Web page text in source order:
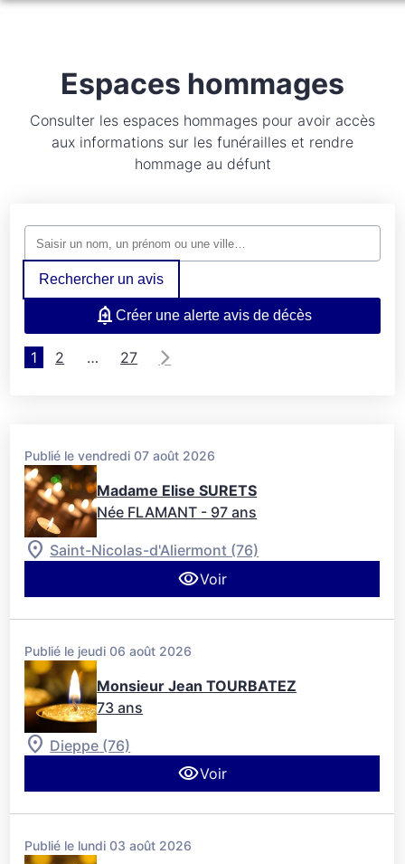
MONUMENTS FUNÉRAIRES
SERVICES AUX FAMILLES
SAINT-NICOLAS D’ALIERMONT
LES GRANDES-VENTES
Espaces hommages
Consulter les espaces hommages pour avoir accès
aux informations sur les funérailles et rendre
hommage au défunt
Rechercher un avis
Créer une alerte avis de décès
1 2 … 27
Publié le vendredi 07 août 2026
Madame Elise SURETS
Née FLAMANT - 97 ans
Saint-Nicolas-d'Aliermont (76)
Voir
Publié le jeudi 06 août 2026
Monsieur Jean TOURBATEZ
73 ans
Dieppe (76)
Voir
Publié le lundi 03 août 2026